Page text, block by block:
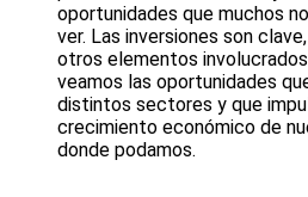
oportunidades que muchos
ver. Las inversiones son
otros elementos
veamos las oportunidades
distintos sectores y que
crecimiento económico de
donde podamos.